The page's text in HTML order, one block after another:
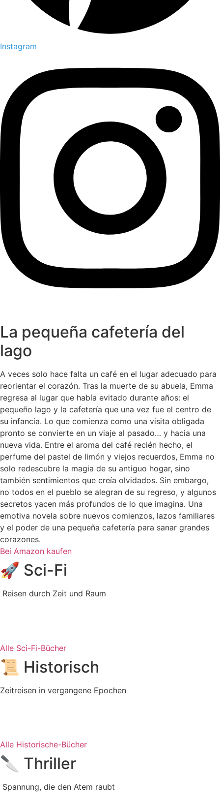
Instagram
La pequeña cafetería del
lago
A veces solo hace falta un café en el lugar adecuado para
reorientar el corazón. Tras la muerte de su abuela, Emma
regresa al lugar que había evitado durante años: el
pequeño lago y la cafetería que una vez fue el centro de
su infancia. Lo que comienza como una visita obligada
pronto se convierte en un viaje al pasado… y hacia una
nueva vida. Entre el aroma del café recién hecho, el
perfume del pastel de limón y viejos recuerdos, Emma no
solo redescubre la magia de su antiguo hogar, sino
también sentimientos que creía olvidados. Sin embargo,
no todos en el pueblo se alegran de su regreso, y algunos
secretos yacen más profundos de lo que imagina. Una
emotiva novela sobre nuevos comienzos, lazos familiares
y el poder de una pequeña cafetería para sanar grandes
corazones.
Bei Amazon kaufen
🚀 Sci-Fi
Reisen durch Zeit und Raum
Alle Sci-Fi-Bücher
📜 Historisch
Zeitreisen in vergangene Epochen
Alle Historische-Bücher
🔪 Thriller
Spannung, die den Atem raubt